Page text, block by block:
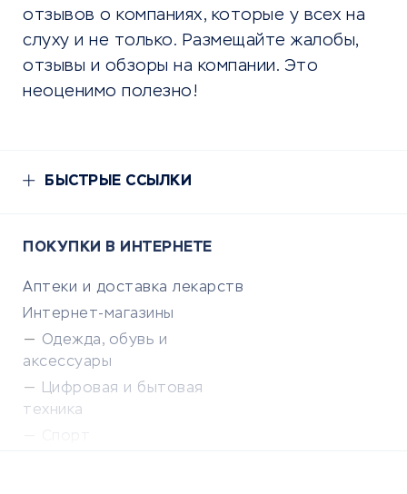
отзывов о компаниях, которые у всех на
слуху и не только. Размещайте жалобы,
отзывы и обзоры на компании. Это
неоценимо полезно!
БЫСТРЫЕ ССЫЛКИ
ПОКУПКИ В ИНТЕРНЕТЕ
Аптеки и доставка лекарств
Интернет-магазины
Одежда, обувь и
аксессуары
Цифровая и бытовая
техника